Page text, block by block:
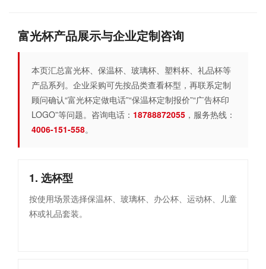
富光杯产品展示与企业定制咨询
本页汇总富光杯、保温杯、玻璃杯、塑料杯、礼品杯等
产品系列。企业采购可先按品类查看杯型，再联系定制
顾问确认“富光杯定做电话”“保温杯定制报价”“广告杯印
LOGO”等问题。咨询电话： 18788872055 ，服务热线：
4006-151-558。
1. 选杯型
按使用场景选择保温杯、玻璃杯、办公杯、运动杯、儿童
杯或礼品套装。